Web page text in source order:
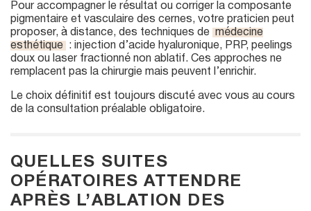
Pour accompagner le résultat ou corriger la composante
pigmentaire et vasculaire des cernes, votre praticien peut
proposer, à distance, des techniques de médecine
esthétique
: injection d’acide hyaluronique, PRP, peelings
doux ou laser fractionné non ablatif. Ces approches ne
remplacent pas la chirurgie mais peuvent l’enrichir.
Le choix définitif est toujours discuté avec vous au cours
de la consultation préalable obligatoire.
QUELLES SUITES
OPÉRATOIRES ATTENDRE
APRÈS L’ABLATION DES